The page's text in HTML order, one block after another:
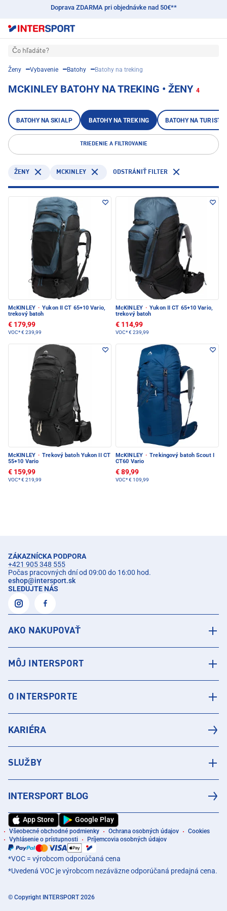
Doprava ZDARMA pri objednávke nad 50€**
Čo hľadáte?
Ženy Vybavenie Batohy Batohy na treking
MCKINLEY BATOHY NA TREKING • ŽENY 4
BATOHY NA SKIALP BATOHY NA TREKING BATOHY NA
TRIEDENIE A FILTROVANIE
ŽENY MCKINLEY ODSTRÁNIŤ FILTER
McKINLEY · Yukon II CT 65+10 Vario,
trekový batoh
€ 179,99
VOC*€ 239,99
McKINLEY · Yukon II CT 65+10 Vario,
trekový batoh
€ 114,99
VOC*€ 239,99
McKINLEY · Trekový batoh Yukon II CT
55+10 Vario
€ 159,99
VOC*€ 219,99
McKINLEY · Trekingový batoh Scout I
CT60 Vario
€ 89,99
VOC*€ 109,99
ZÁKAZNÍCKA PODPORA
+421 905 348 555
Počas pracovných dní od 09:00 do 16:00 hod.
eshop@intersport.sk
SLEDUJTE NÁS
AKO NAKUPOVAŤ
MÔJ INTERSPORT
O INTERSPORTE
KARIÉRA
SLUŽBY
INTERSPORT BLOG
App Store Google Play
Všeobecné obchodné podmienky Ochrana osobných údajov
Cookies
Vyhlásenie o prístupnosti
Príjemcovia osobných údajov
*VOC = výrobcom odporúčaná cena
*Uvedená VOC je výrobcom nezáväzne odporúčaná predajná cena.
© Copyright INTERSPORT 2026